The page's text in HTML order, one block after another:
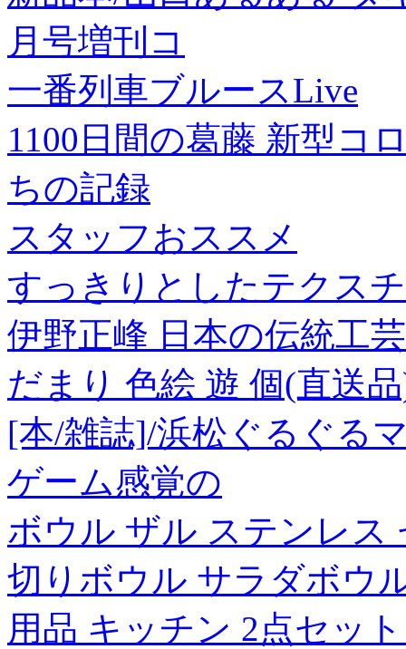
月号増刊コ
一番列車ブルースLive
1100日間の葛藤 新型コ
ちの記録
スタッフおススメ
すっきりとしたテクス
伊野正峰 日本の伝統工
だまり 色絵 遊 個(直送
[本/雑誌]/浜松ぐるぐる
ゲーム感覚の
ボウル ザル ステンレス
切りボウル サラダボウ
用品 キッチン 2点セッ